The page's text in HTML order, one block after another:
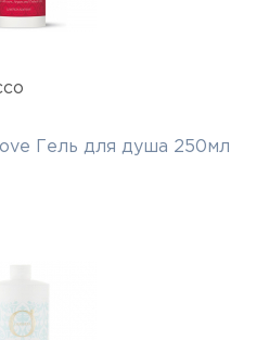
Гель для душа 250мл